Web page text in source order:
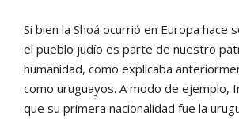
Si bien la Shoá ocurrió en Europa hace
el pueblo judío es parte de nuestro
humanidad, como explicaba
como uruguayos. A modo de ejemplo,
que su primera nacionalidad fue la